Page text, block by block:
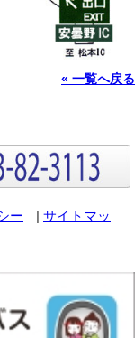
« 一覧へ戻る
ー | サイトマッ